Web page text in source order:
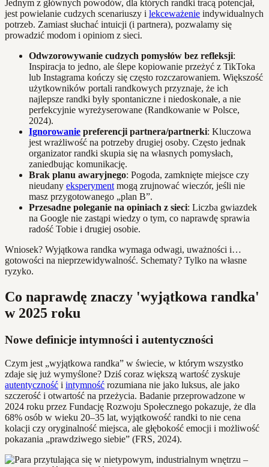
Jednym z głównych powodów, dla których randki tracą potencjał,
jest powielanie cudzych scenariuszy i lekceważenie indywidualnych
potrzeb. Zamiast słuchać intuicji (i partnera), pozwalamy się
prowadzić modom i opiniom z sieci.
Odwzorowywanie cudzych pomysłów bez refleksji:
Inspiracja to jedno, ale ślepe kopiowanie przeżyć z TikToka
lub Instagrama kończy się często rozczarowaniem. Większość
użytkowników portali randkowych przyznaje, że ich
najlepsze randki były spontaniczne i niedoskonałe, a nie
perfekcyjnie wyreżyserowane (Randkowanie w Polsce,
2024).
Ignorowanie preferencji partnera/partnerki: Kluczowa
jest wrażliwość na potrzeby drugiej osoby. Często jednak
organizator randki skupia się na własnych pomysłach,
zaniedbując komunikację.
Brak planu awaryjnego: Pogoda, zamknięte miejsce czy
nieudany eksperyment mogą zrujnować wieczór, jeśli nie
masz przygotowanego „plan B”.
Przesadne poleganie na opiniach z sieci: Liczba gwiazdek
na Google nie zastąpi wiedzy o tym, co naprawdę sprawia
radość Tobie i drugiej osobie.
Wniosek? Wyjątkowa randka wymaga odwagi, uważności i…
gotowości na nieprzewidywalność. Schematy? Tylko na własne
ryzyko.
Co naprawdę znaczy 'wyjątkowa randka'
w 2025 roku
Nowe definicje intymności i autentyczności
Czym jest „wyjątkowa randka” w świecie, w którym wszystko
zdaje się już wymyślone? Dziś coraz większą wartość zyskuje
autentyczność i intymność rozumiana nie jako luksus, ale jako
szczerość i otwartość na przeżycia. Badanie przeprowadzone w
2024 roku przez Fundację Rozwoju Społecznego pokazuje, że dla
68% osób w wieku 20–35 lat, wyjątkowość randki to nie cena
kolacji czy oryginalność miejsca, ale głębokość emocji i możliwość
pokazania „prawdziwego siebie” (FRS, 2024).